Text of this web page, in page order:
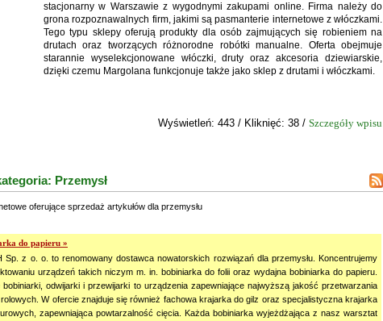
stacjonarny w Warszawie z wygodnymi zakupami online. Firma należy do
grona rozpoznawalnych firm, jakimi są pasmanterie internetowe z włóczkami.
Tego typu sklepy oferują produkty dla osób zajmujących się robieniem na
drutach oraz tworzących różnorodne robótki manualne. Oferta obejmuje
starannie wyselekcjonowane włóczki, druty oraz akcesoria dziewiarskie,
dzięki czemu Margolana funkcjonuje także jako sklep z drutami i włóczkami.
Wyświetleń: 443 / Kliknięć: 38 / Szczegóły wpisu
Przemysł
oferujące sprzedaż artykułów dla przemysłu
do papieru »
Sp. z o. o. to renomowany dostawca nowatorskich rozwiązań dla przemysłu. Koncentrujemy
urządzeń takich niczym m. in. bobiniarka do folii oraz wydajna bobiniarka do papieru.
bobiniarki, odwijarki i przewijarki to urządzenia zapewniające najwyższą jakość przetwarzania
rolowych. W ofercie znajduje się również fachowa krajarka do gilz oraz specjalistyczna krajarka
zapewniająca powtarzalność cięcia. Każda bobiniarka wyjeżdżająca z nasz warsztat